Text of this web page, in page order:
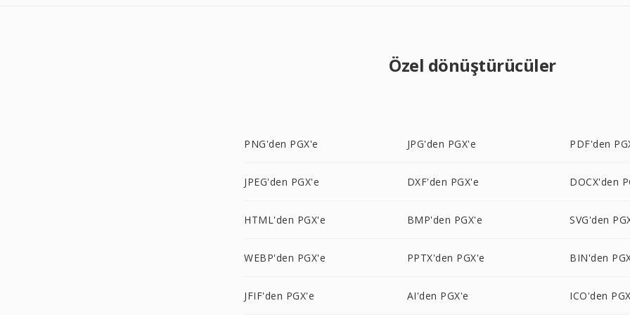
Özel dönüştürücüler
PNG'den PGX'e JPG'den PGX'e PDF'den
JPEG'den PGX'e DXF'den PGX'e DOCX'den
HTML'den PGX'e BMP'den PGX'e SVG'den
WEBP'den PGX'e PPTX'den PGX'e BIN'den
JFIF'den PGX'e AI'den PGX'e ICO'den